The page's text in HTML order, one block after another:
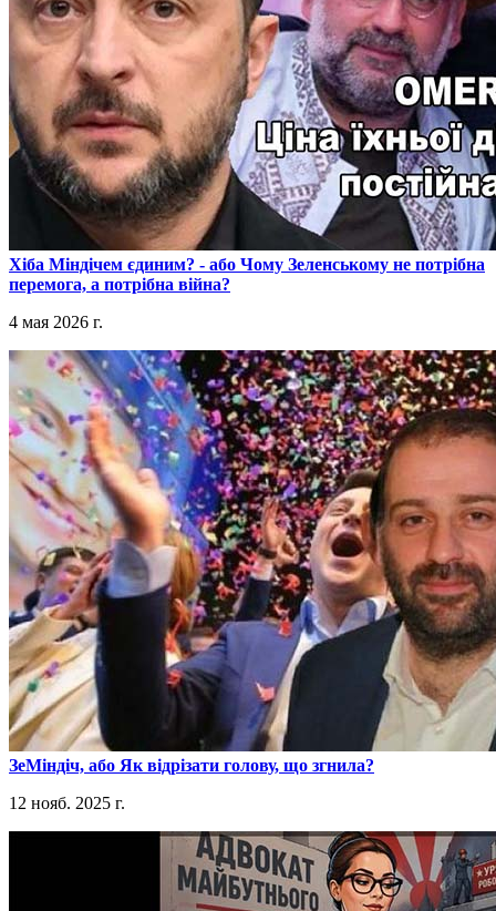
​Хіба Міндічем єдиним? - або Чому Зеленському не потрібна
перемога, а потрібна війна?
4 мая 2026 г.
​ЗеМіндіч, або Як відрізати голову, що згнила?
12 нояб. 2025 г.